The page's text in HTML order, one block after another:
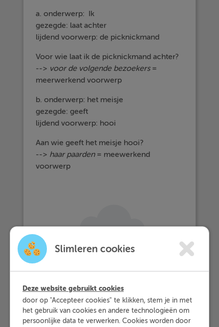
a. onderwerp: Ik
gezegde: laat achter
lijdend voorwerp: de picknickmand
Voor wie laat ik de picknickmand achter?
--> voor de volgende bezoekers=
meerwerkend voorwerp
b. onderwerp: het meisje
gezegde: geeft
lijdend voorwerp: hooi
Aan wie geeft het meisje hooi?
--> haar paarden= meewerkend
voorwerp
Slimleren cookies
Deze website gebruikt cookies
door op "Accepteer cookies" te klikken, stem je in met
het gebruik van cookies en andere technologieën om
persoonlijke data te verwerken. Cookies worden door